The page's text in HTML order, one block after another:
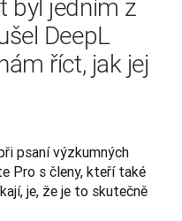
byl jedním z
DeepL
říct, jak jej
psaní výzkumných
Pro s členy, kteří také
je, že je to skutečně